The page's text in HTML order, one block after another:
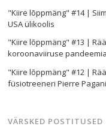
"Kiire lõppmäng" #14 |
USA ülikoolis
"Kiire lõppmäng" #13 |
koroonaviiruse
"Kiire lõppmäng" #12 |
füsiotreeneri Pierre
VÄRSKED POSTITUSED